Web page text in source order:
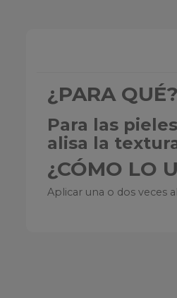
¿PARA QUÉ?
Para las
alisa la
¿CÓMO LO
Aplicar una o dos veces